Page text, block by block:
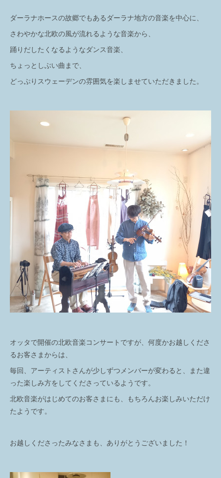
ダーラナホースの故郷でもあるダーラナ地方の音楽を中心に、
さわやかな北欧の風が流れるような音楽から、
踊りだしたくなるようなダンス音楽、
ちょっとしぶい曲まで、
どっぷりスウェーデンの雰囲気を楽しませていただきました。
オッタで開催の北欧音楽コンサートですが、何度かお越しくださ
るお客さまからは、
毎回、アーティストさんが少しずつメンバーが変わると、また違
った楽しみ方をしてくださっているようです。
北欧音楽がはじめてのお客さまにも、もちろんお楽しみいただけ
たようです。
お越しくださったみなさまも、ありがとうございました！